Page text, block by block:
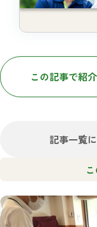
この記事で紹
記事一覧